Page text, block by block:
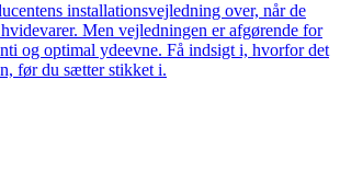
installationsvejledning over, når de
Men vejledningen er afgørende for
og optimal ydeevne. Få indsigt i, hvorfor det
før du sætter stikket i.